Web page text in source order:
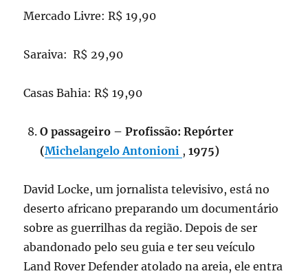
Mercado Livre: R$ 19,90
Saraiva: R$ 29,90
Casas Bahia: R$ 19,90
O passageiro – Profissão: Repórter
(Michelangelo Antonioni ,1975)
David Locke, um jornalista televisivo, está no
deserto africano preparando um documentário
sobre as guerrilhas da região. Depois de ser
abandonado pelo seu guia e ter seu veículo
Land Rover Defender atolado na areia, ele entra